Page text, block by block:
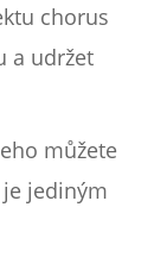
chorus
a udržet
můžete
jediným